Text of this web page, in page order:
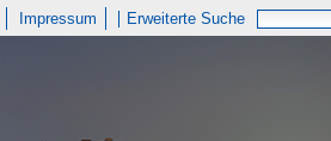
Impressum Erweiterte Suche